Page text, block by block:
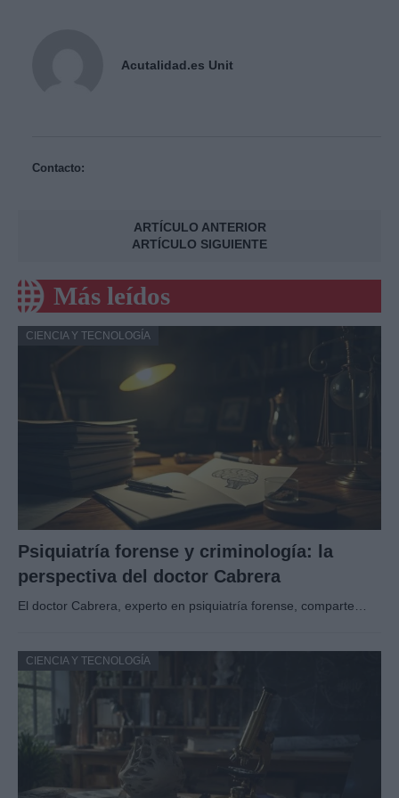
Acutalidad.es Unit
Contacto:
ARTÍCULO ANTERIOR
ARTÍCULO SIGUIENTE
Más leídos
CIENCIA Y TECNOLOGÍA
Psiquiatría forense y criminología: la
perspectiva del doctor Cabrera
El doctor Cabrera, experto en psiquiatría forense, comparte…
CIENCIA Y TECNOLOGÍA